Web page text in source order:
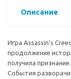
Описание
Игра Assassin's
продолжение
получила признание.
События